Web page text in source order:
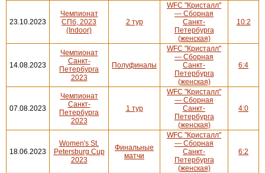
23.10.2023
Чемпионат
СПб, 2023
(Indoor)
2 тур
WFC "Кристалл"
— Сборная
Санкт-
Петербурга
(женская)
10:2
14.08.2023
Чемпионат
Санкт-
Петербурга
2023
Полуфиналы
WFC "Кристалл"
— Сборная
Санкт-
Петербурга
(женская)
6:4
07.08.2023
Чемпионат
Санкт-
Петербурга
2023
1 тур
WFC "Кристалл"
— Сборная
Санкт-
Петербурга
(женская)
4:0
18.06.2023
Women's St.
Petersburg Cup
2023
Финальные
матчи
WFC "Кристалл"
— Сборная
Санкт-
Петербурга
(женская)
6:2